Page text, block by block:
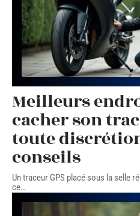
Meilleurs
cacher son
toute
conseils
Un traceur GPS placé sous la selle
ce…